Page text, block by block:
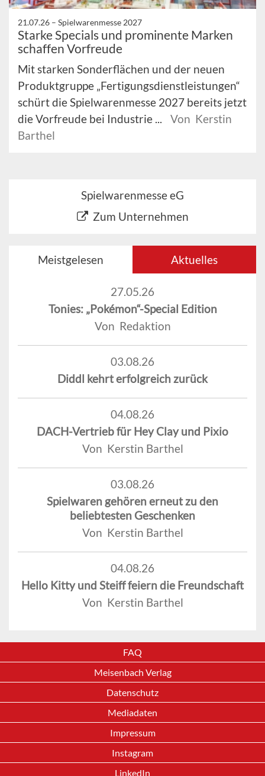
21.07.26 – Spielwarenmesse 2027
Starke Specials und prominente Marken
schaffen Vorfreude
Mit starken Sonderflächen und der neuen
Produktgruppe „Fertigungsdienstleistungen“
schürt die Spielwarenmesse 2027 bereits jetzt
die Vorfreude bei Industrie ...
Von Kerstin
Barthel
Spielwarenmesse eG
Zum Unternehmen
Meistgelesen Aktuelles
27.05.26
Tonies: „Pokémon“-Special Edition
Von Redaktion
03.08.26
Diddl kehrt erfolgreich zurück
04.08.26
DACH-Vertrieb für Hey Clay und Pixio
Von Kerstin Barthel
03.08.26
Spielwaren gehören erneut zu den
beliebtesten Geschenken
Von Kerstin Barthel
04.08.26
Hello Kitty und Steiff feiern die Freundschaft
Von Kerstin Barthel
FAQ
Meisenbach Verlag
Datenschutz
Mediadaten
Impressum
Instagram
LinkedIn